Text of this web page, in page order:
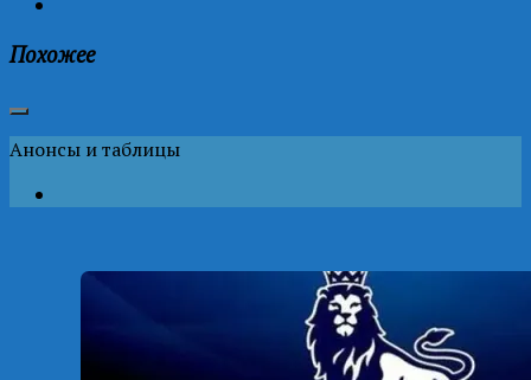
Похожее
Анонсы и таблицы